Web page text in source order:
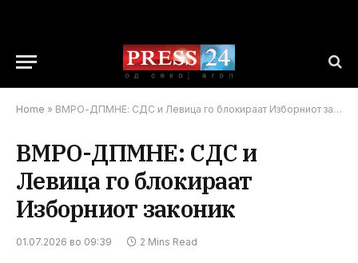
Home » ВМРО-ДПМНЕ: СДС и Левица го блокираат Изборниот законик
ВМРО-ДПМНЕ: СДС и
Левица го блокираат
Изборниот законик
01.07.2026 во 09:39 2 Mins Read